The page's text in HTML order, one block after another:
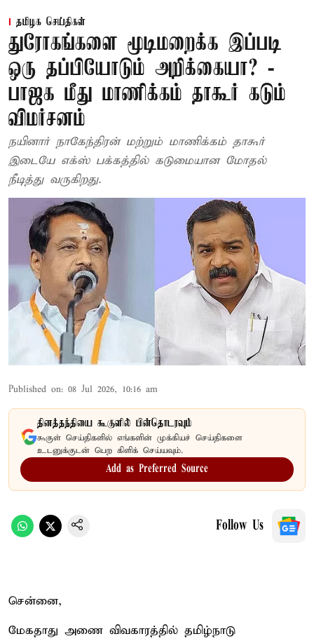
தமிழக செய்திகள்
துரோகங்களை மூடிமறைக்க இப்படி
ஒரு தப்பியோடும் அறிக்கையா? -
பாஜக மீது மாணிக்கம் தாகூர் கடும்
விமர்சனம்
நயினார் நாகேந்திரன் மற்றும் மாணிக்கம் தாகூர்
இடையே எக்ஸ் பக்கத்தில் கடுமையான மோதல்
நீடித்து வருகிறது.
Published on: 08 Jul 2026, 10:16 am
தினத்தந்தியை கூகுளில் பின்தொடரவும்
கூகுள் செய்திகளில் எங்களின் முக்கியச் செய்திகளை
உடனுக்குடன் பெற கிளிக் செய்யவும்.
Add as Preferred Source
Follow Us
சென்னை,
மேகதாது அணை விவகாரத்தில் தமிழ்நாடு